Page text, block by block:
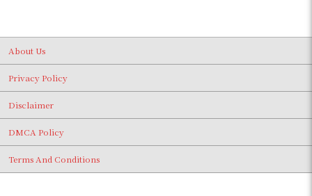
About Us
Privacy Policy
Disclaimer
DMCA Policy
Terms And Conditions